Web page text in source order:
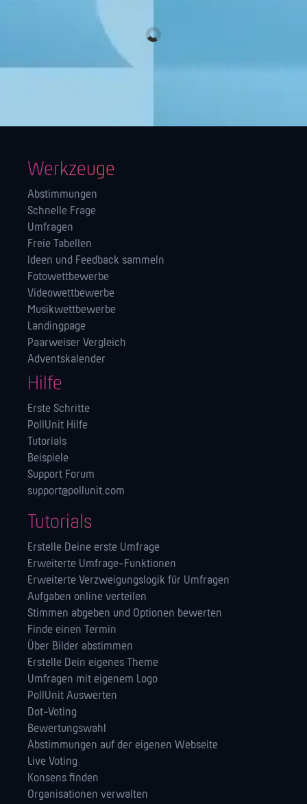
Werkzeuge
Abstimmungen
Schnelle Frage
Umfragen
Freie Tabellen
Ideen und Feedback sammeln
Fotowettbewerbe
Videowettbewerbe
Musikwettbewerbe
Landingpage
Paarweiser Vergleich
Adventskalender
Hilfe
Erste Schritte
PollUnit Hilfe
Tutorials
Beispiele
Support Forum
support@pollunit.com
Tutorials
Erstelle Deine erste Umfrage
Erweiterte Umfrage-Funktionen
Erweiterte Verzweigungslogik für Umfragen
Aufgaben online verteilen
Stimmen abgeben und Optionen bewerten
Finde einen Termin
Über Bilder abstimmen
Erstelle Dein eigenes Theme
Umfragen mit eigenem Logo
PollUnit Auswerten
Dot-Voting
Bewertungswahl
Abstimmungen auf der eigenen Webseite
Live Voting
Konsens finden
Orga­nisationen verwalten